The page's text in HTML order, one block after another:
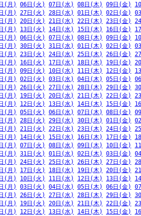
(月) 06日(火) 07日(水) 08日(木) 09日(金)
(月) 27日(火) 28日(水) 01日(木) 02日(金)
(月) 20日(火) 21日(水) 22日(木) 23日(金)
(月) 13日(火) 14日(水) 15日(木) 16日(金)
(月) 06日(火) 07日(水) 08日(木) 09日(金)
(月) 30日(火) 31日(水) 01日(木) 02日(金)
(月) 23日(火) 24日(水) 25日(木) 26日(金)
(月) 16日(火) 17日(水) 18日(木) 19日(金)
(月) 09日(火) 10日(水) 11日(木) 12日(金)
(月) 02日(火) 03日(水) 04日(木) 05日(金)
(月) 26日(火) 27日(水) 28日(木) 29日(金)
(月) 19日(火) 20日(水) 21日(木) 22日(金)
(月) 12日(火) 13日(水) 14日(木) 15日(金)
(月) 05日(火) 06日(水) 07日(木) 08日(金)
(月) 28日(火) 29日(水) 30日(木) 01日(金)
(月) 21日(火) 22日(水) 23日(木) 24日(金)
(月) 14日(火) 15日(水) 16日(木) 17日(金)
(月) 07日(火) 08日(水) 09日(木) 10日(金)
(月) 31日(火) 01日(水) 02日(木) 03日(金)
(月) 24日(火) 25日(水) 26日(木) 27日(金)
(月) 17日(火) 18日(水) 19日(木) 20日(金)
(月) 10日(火) 11日(水) 12日(木) 13日(金)
(月) 03日(火) 04日(水) 05日(木) 06日(金)
(月) 26日(火) 27日(水) 28日(木) 29日(金)
(月) 19日(火) 20日(水) 21日(木) 22日(金)
(月) 12日(火) 13日(水) 14日(木) 15日(金)